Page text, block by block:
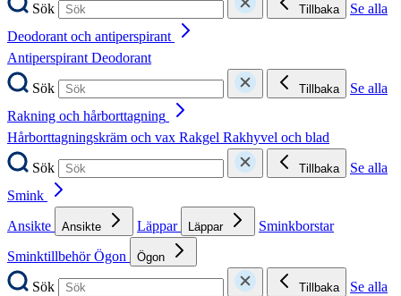
Sök
Tillbaka
Se alla
Deodorant och antiperspirant
AntiperspirantDeodorant
Sök
Tillbaka
Se alla
Rakning och hårborttagning
Hårborttagningskräm och vax Rakgel Rakhyvel och blad
Sök
Tillbaka
Se alla
Smink
Ansikte
Ansikte Läppar Läppar
Sminkborstar
SminktillbehörÖgon Ögon
Sök Tillbaka
Se alla